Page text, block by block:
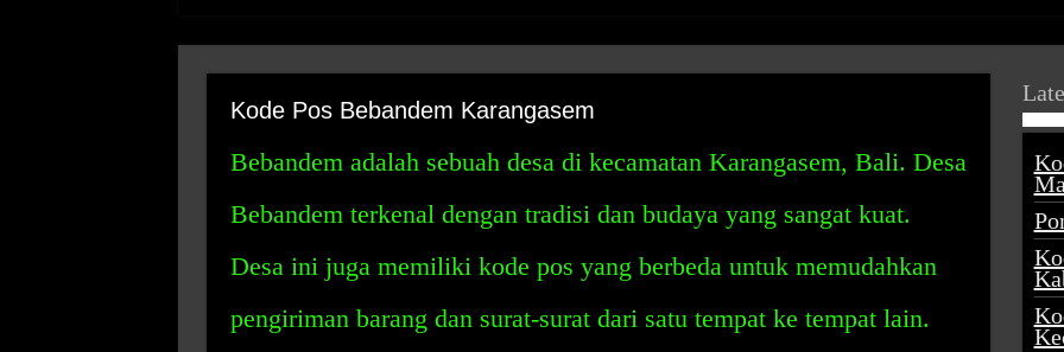
Kode Pos Bebandem Karangasem
Bebandem adalah sebuah desa di kecamatan Karangasem, Bali. Desa
Bebandem terkenal dengan tradisi dan budaya yang sangat kuat.
Desa ini juga memiliki kode pos yang berbeda untuk memudahkan
pengiriman barang dan surat-surat dari satu tempat ke tempat lain.